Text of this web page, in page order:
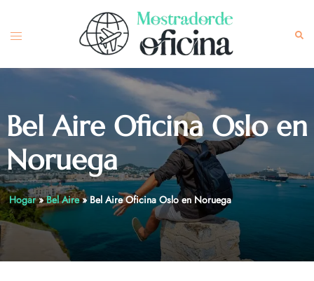
content
Toggle
Bel Aire Oficina Oslo en
Noruega
Hogar»Bel Aire»Bel Aire Oficina Oslo en Noruega